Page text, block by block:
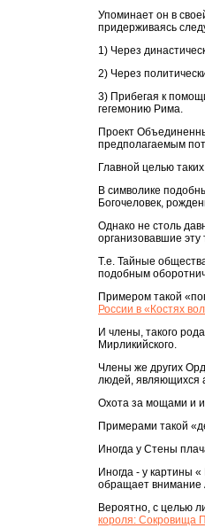
Упоминает он в
придерживаясь
1) Через
2) Через
3) Прибегая к
гегемонию Рима.
Проект
предполагаемым
Главной целью
В символике
Богочеловек,
Однако не столь
организовавшие
Т.е. Тайные
подобным
Примером такой
России в «Костях
И члены, такого
Мирликийского.
Члены же других
людей, являющихся
Охота за мощами и
Примерами такой
Иногда у Стены
Иногда - у картины
обращает внимание
Вероятно, с целью
короля: Сокровища